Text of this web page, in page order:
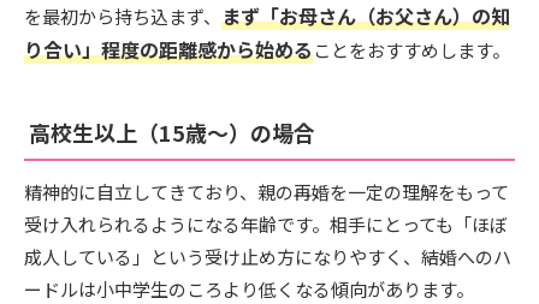
を最初から持ち込まず、 まず「お母さん（お父さん）の知
り合い」程度の距離感から始めることをおすすめします。
高校生以上（15歳〜）の場合
精神的に自立してきており、親の再婚を一定の理解をもって
受け入れられるようになる年齢です。相手にとっても「ほぼ
成人している」という受け止め方になりやすく、結婚へのハ
ードルは小中学生のころより低くなる傾向があります。